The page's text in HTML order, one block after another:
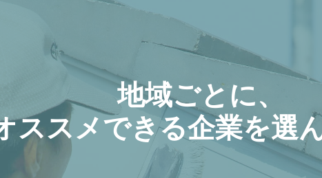
地域ごとに、
ススメできる企業を選